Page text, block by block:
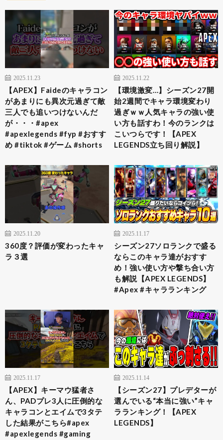
2025.11.23
【APEX】Faideのキャラコン
があまりにも異次元過ぎて敵
三人でも追いつけないんだ
が・・・#apex
#apexlegends #fyp #おすす
め #tiktok #ゲーム #shorts
2025.11.22
【環境激変…】シーズン27開
始2週間でキャラ環境変わり
過ぎｗｗ人気キャラの強い使
い方も話すわ！今のランクは
こいつらです！【APEX
LEGENDS立ち回り解説】
2025.11.20
360度？評価が変わったキャ
ラ３選
2025.11.17
シーズン27ソロランクで盛る
ならこのキャラ達がおすす
め！強い使い方や撃ち合い方
も解説【APEX LEGENDS】
#Apex #キャラランキング
2025.11.17
【APEX】キーマウ猛者さ
ん、PADプレ3人に圧倒的な
キャラコンとエイムで3タテ
した結果がこちら#apex
#apexlegends #gaming
2025.11.14
【シーズン27】プレデターが
選んでいる“本当に強い”キャ
ラランキング！【APEX
LEGENDS】